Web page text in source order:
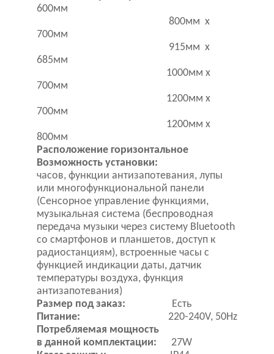
600мм
800мм х
700мм
915мм х
685мм
1000мм х
700мм
1200мм х
700мм
1200мм х
800мм
Расположение горизонтальное
Возможность установки:
часов, функции антизапотевания, лупы
или многофункциональной панели
(Сенсорное управление функциями,
музыкальная система (беспроводная
передача музыки через систему Bluetooth
со смартфонов и планшетов, доступ к
радиостанциям), встроенные часы с
функцией индикации даты, датчик
температуры воздуха, функция
антизапотевания)
Размер под заказ:
Есть
Питание: 220-240V, 50Hz
Потребляемая мощность
в данной комплектации: 27W